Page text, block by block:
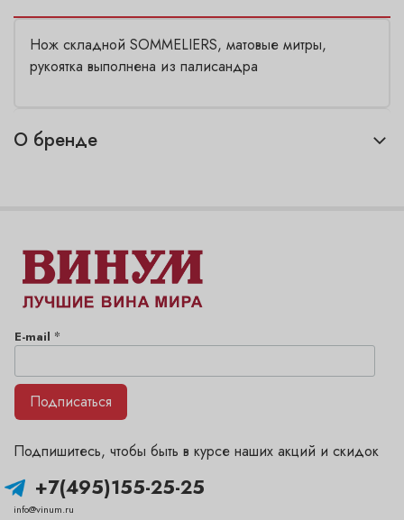
Нож складной SOMMELIERS, матовые митры,
рукоятка выполнена из палисандра
О бренде
+7(495)155-25-25
info@vinum.ru
Подпишитесь, чтобы быть в курсе наших акций и скидок
E-mail *
Подписаться